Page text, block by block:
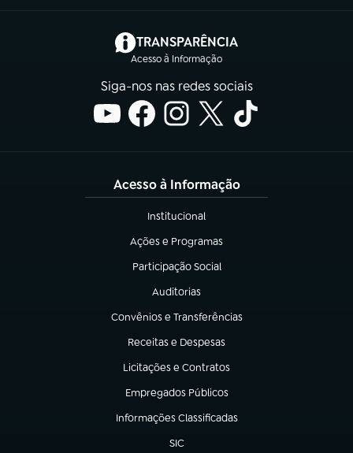
TRANSPARÊNCIA
Acesso à Informação
(abre em nova aba)
Siga-nos nas redes sociais
Acesso à Informação
Institucional
(abre em nova aba)
Ações e Programas
(abre em nova aba)
Participação Social
(abre em nova aba)
Auditorias
(abre em nova aba)
Convênios e Transferências
(abre em nova aba)
Receitas e Despesas
(abre em nova aba)
Licitações e Contratos
(abre em nova aba)
Empregados Públicos
(abre em nova aba)
Informações Classificadas
(abre em nova aba)
SIC
(abre em nova aba)